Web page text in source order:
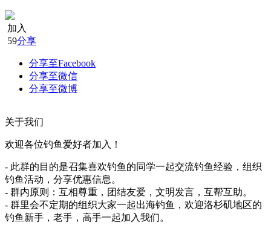
加入
59分享
分享至Facebook
分享至微信
分享至微博
关于我们
欢迎各位钓鱼爱好者加入！
- 此群的目的是召集喜欢钓鱼的同学一起交流钓鱼经验，组织
钓鱼活动，分享优惠信息。
- 群内原则：互相尊重，团结友爱，文明发言，互帮互助。
- 群里会不定期的组织大家一起出海钓鱼，欢迎洛杉矶地区的
钓鱼新手，老手，高手一起加入我们。